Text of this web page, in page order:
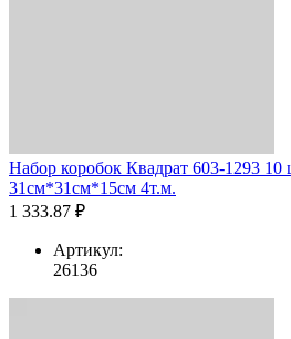
Набор коробок Квадрат 603-1293
31см*31см*15см 4т.м.
1 333.87 ₽
Артикул:
26136